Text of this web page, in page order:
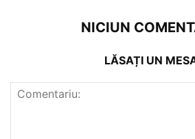
NICIUN
LĂSAȚI UN